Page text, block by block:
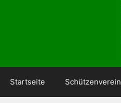
Startseite Schützenverein